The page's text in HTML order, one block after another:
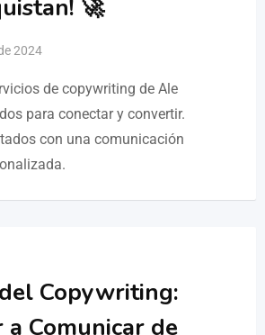
🚀
2024
de copywriting de Ale
para conectar y convertir.
con una comunicación
Copywriting:
Comunicar de